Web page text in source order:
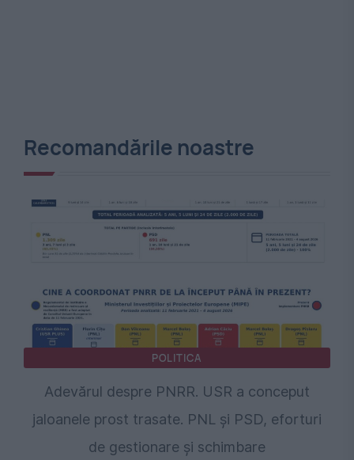
Recomandările noastre
POLITICA
Adevărul despre PNRR. USR a conceput
jaloanele prost trasate. PNL și PSD, eforturi
de gestionare și schimbare